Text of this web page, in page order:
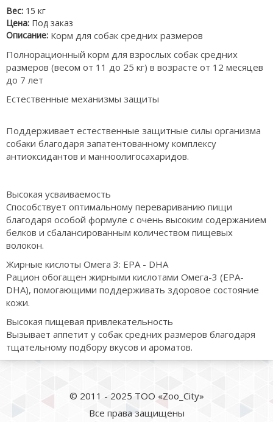
Вес: 15 кг
Цена: Под заказ
Описание: Корм для собак средних размеров
Полнорационный корм для взрослых собак средних
размеров (весом от 11 до 25 кг) в возрасте от 12 месяцев
до 7 лет
Естественные механизмы защиты
Поддерживает естественные защитные силы организма
собаки благодаря запатентованному комплексу
антиоксидантов и манноолигосахаридов.
Высокая усваиваемость
Способствует оптимальному перевариванию пищи
благодаря особой формуле с очень высоким содержанием
белков и сбалансированным количеством пищевых
волокон.
Жирные кислоты Омега 3: EPA - DHA
Рацион обогащен жирными кислотами Омега-3 (EPA-
DHA), помогающими поддерживать здоровое состояние
кожи.
Высокая пищевая привлекательность
Вызывает аппетит у собак средних размеров благодаря
тщательному подбору вкусов и ароматов.
© 2011 - 2025 ТОО «Zoo_City»
Все права защищены